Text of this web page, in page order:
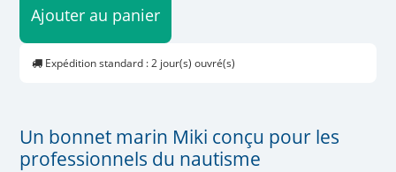
Ajouter au panier
Expédition standard : 2 jour(s) ouvré(s)
Un bonnet marin Miki conçu pour les
professionnels du nautisme